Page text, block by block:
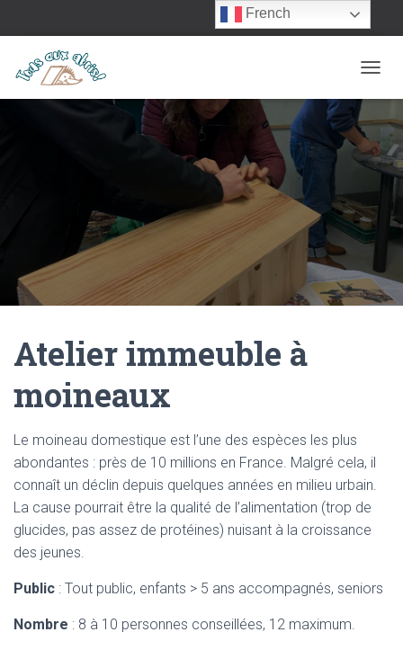
Atelier immeuble à
moineaux
Le moineau domestique est l’une des espèces les plus
abondantes : près de 10 millions en France. Malgré cela, il
connaît un déclin depuis quelques années en milieu urbain.
La cause pourrait être la qualité de l’alimentation (trop de
glucides, pas assez de protéines) nuisant à la croissance
des jeunes.
Public : Tout public, enfants > 5 ans accompagnés, seniors
Nombre : 8 à 10 personnes conseillées, 12 maximum.
French